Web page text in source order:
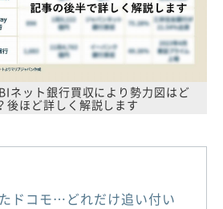
ネット銀行買収により勢力図はど
後ほど詳しく解説します
ドコモ…どれだけ追い付い